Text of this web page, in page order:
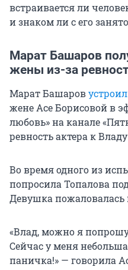
встраивается ли
и знаком ли с его
Марат Башаров
жены из-за
Марат Башаров
жене Асе Борисовой в
любовь» на канале
ревность актера к
Во время одного из
попросила Топалова
Девушка пожаловалась
«Влад, можно я
Сейчас у меня
паничка!» — говорила